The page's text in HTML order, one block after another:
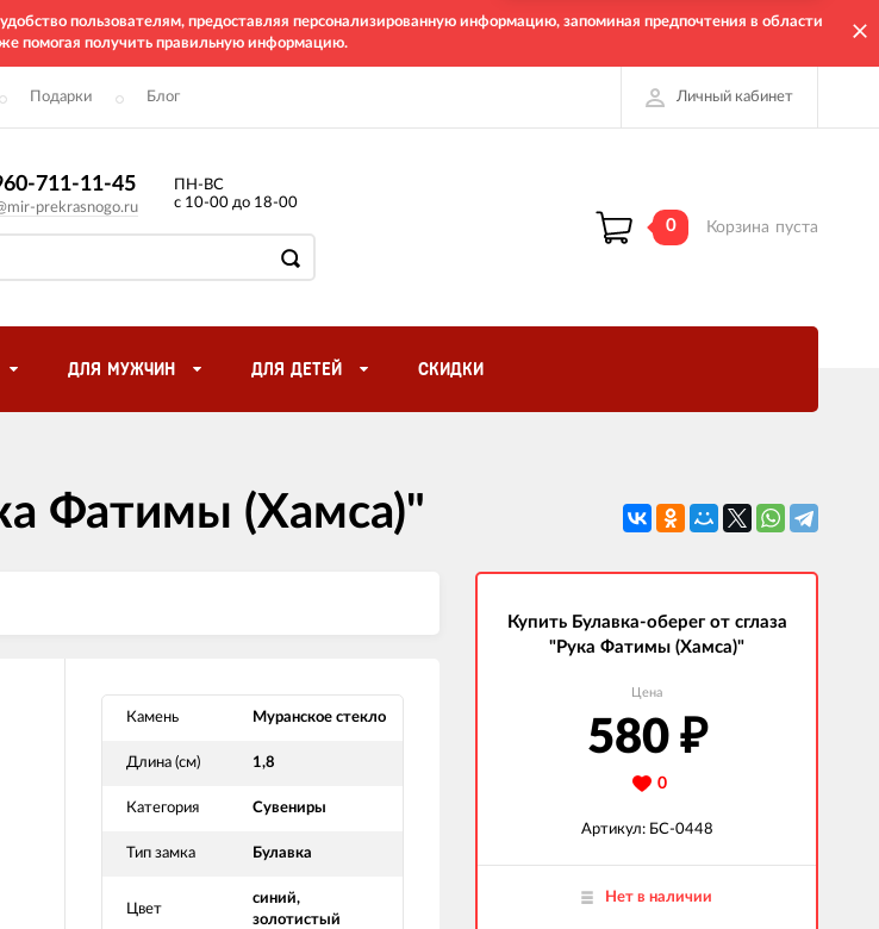
пользователям, предоставляя персонализированную информацию, запоминая предпочтения в области
помогая получить правильную информацию.
Подарки Блог Личный кабинет
711-11-45
prekrasnogo.ru
ПН-ВС
с 10-00 до 18-00
0 Корзина пуста
ДЛЯ МУЖЧИН ДЛЯ ДЕТЕЙ СКИДКИ
Фатимы (Хамса)"
Камень Муранское стекло
Длина (см) 1,8
Категория Сувениры
Тип замка Булавка
Цвет
синий,
золотистый
Купить Булавка-оберег от сглаза
"Рука Фатимы (Хамса)"
Цена
580 ₽
0
Артикул: БС-0448
Нет в наличии